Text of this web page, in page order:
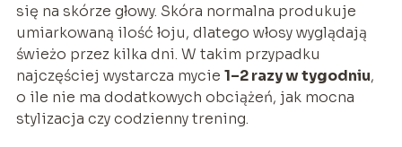
się na skórze głowy. Skóra normalna produkuje
umiarkowaną ilość łoju, dlatego włosy wyglądają
świeżo przez kilka dni. W takim przypadku
najczęściej wystarcza mycie 1–2 razy w tygodniu,
o ile nie ma dodatkowych obciążeń, jak mocna
stylizacja czy codzienny trening.